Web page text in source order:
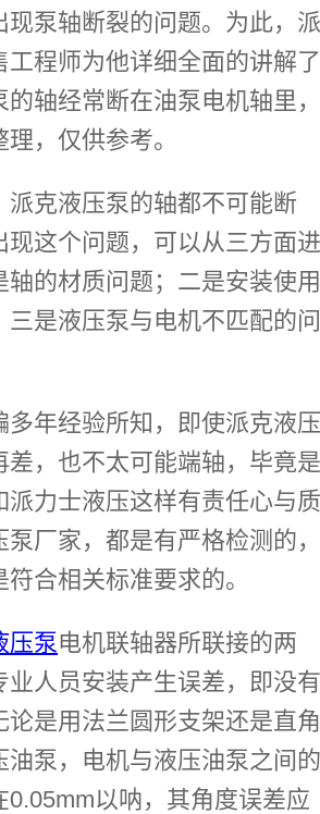
现泵轴断裂的问题。为此，派
工程师为他详细全面的讲解了
的轴经常断在油泵电机轴里，
，仅供参考。
派克液压泵的轴都不可能断
现这个问题，可以从三方面进
轴的材质问题；二是安装使用
三是液压泵与电机不匹配的问
多年经验所知，即使派克液压
差，也不太可能端轴，毕竟是
派力士液压这样有责任心与质
泵厂家，都是有严格检测的，
合相关标准要求的。
压泵电机联轴器所联接的两
业人员安装产生误差，即没有
论是用法兰圆形支架还是直角
油泵，电机与液压油泵之间的
0.05mm以呐，其角度误差应